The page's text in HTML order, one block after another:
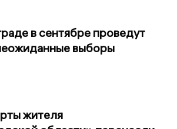
в сентябре проведут
выборы
жителя